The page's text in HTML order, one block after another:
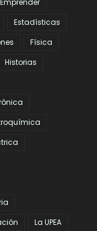
Estadísticas
Física
Historias
La UPEA